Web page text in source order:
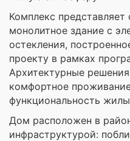
Комплекс
монолитное здание с
остекления,
проекту в рамках
Архитектурные
комфортное
функциональность
Дом расположен в
инфраструктурой: